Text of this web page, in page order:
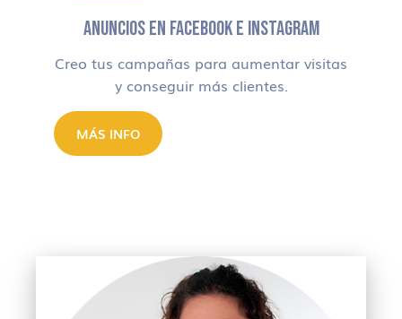
ANUNCIOS EN FACEBOOK E INSTAGRAM
Creo tus campañas para aumentar visitas
y conseguir más clientes.
MÁS INFO